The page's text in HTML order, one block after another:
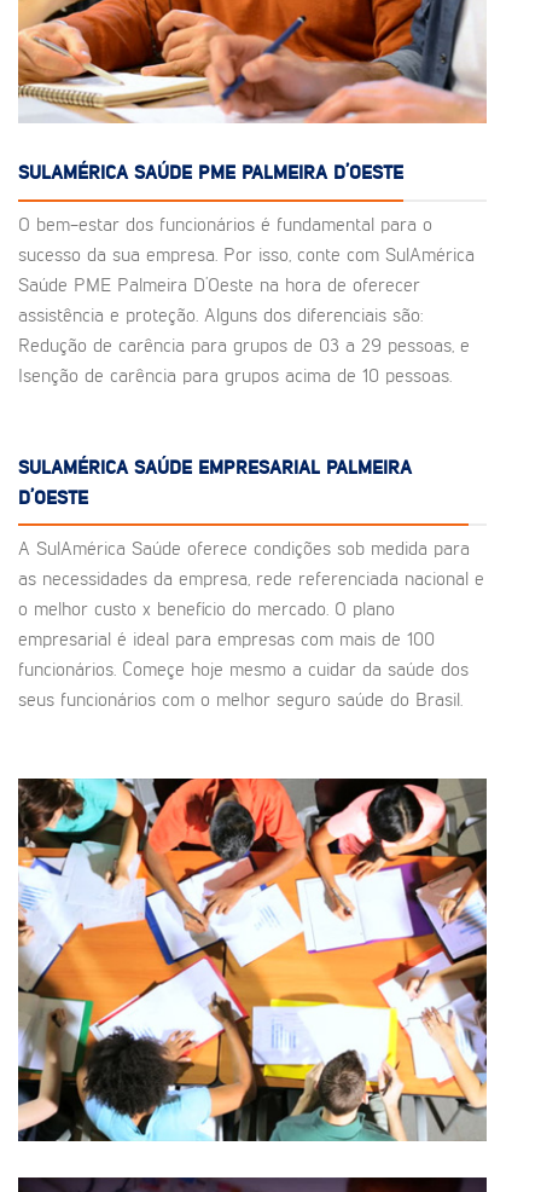
SULAMÉRICA SAÚDE PME PALMEIRA D’OESTE
O bem-estar dos funcionários é fundamental para o
sucesso da sua empresa. Por isso, conte com SulAmérica
Saúde PME Palmeira D’Oeste na hora de oferecer
assistência e proteção. Alguns dos diferenciais são:
Redução de carência para grupos de 03 a 29 pessoas, e
Isenção de carência para grupos acima de 10 pessoas.
SULAMÉRICA SAÚDE EMPRESARIAL PALMEIRA
D’OESTE
A SulAmérica Saúde oferece condições sob medida para
as necessidades da empresa, rede referenciada nacional e
o melhor custo x benefício do mercado. O plano
empresarial é ideal para empresas com mais de 100
funcionários. Começe hoje mesmo a cuidar da saúde dos
seus funcionários com o melhor seguro saúde do Brasil.